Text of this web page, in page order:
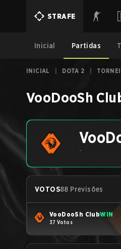
STRAFE
Inicial Partidas
INICIAL DOTA 2
VooDooSh
-
VOTOS88 Previsões
VooDooSh ClubWIN
37 Votos